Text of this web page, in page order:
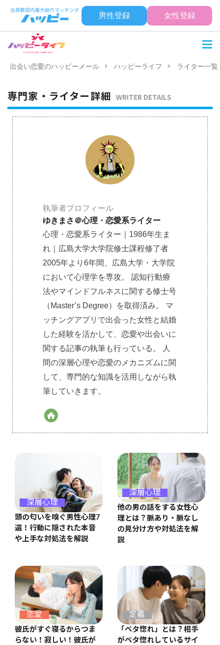
男性登録 女性登録
出会い恋愛のハッピーメール ハッピーライフ ライター一覧
専門家・ライター詳細 WRITER DETAILS
執筆者プロフィール
ゆきまさ＠心理・恋愛系ライター
心理・恋愛系ライター｜1986年生ま
れ｜広島大学大学院修士課程修了者
2005年より6年間、広島大学・大学院
において心理学を専攻。 認知行動療
法やマインドフルネスに関する修士号
（Master’s Degree）を取得済み。 マ
ッチングアプリで出会った女性と結婚
した経験を活かして、恋愛や出会いに
関する記事の執筆も行っている。 人
間の深層心理や恋愛のメカニズムに関
して、専門的な知識を活用しながら執
筆していきます。
深層心理
頭の匂いを嗅ぐ男性心理7
選！行動に隠された本音
や上手な対処法を解説
深層心理
他の男の話をする女性心
理とは？脈あり・脈なし
の見分け方や対処法を解
説
恋愛
彼氏がすぐ寝るからつま
らない！寂しい！彼氏が
定義
「ベタ惚れ」とは？相手
がベタ惚れしているサイ